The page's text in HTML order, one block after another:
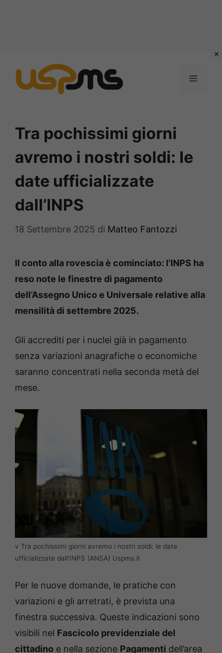
contenuto
MENU
Tra pochissimi giorni
avremo i nostri soldi: le
date ufficializzate
dall’INPS
18 Settembre 2025 di Matteo Fantozzi
Il conto alla rovescia è cominciato: l’INPS ha
reso note le finestre di pagamento
dell’Assegno Unico e Universale relative alla
mensilità di settembre 2025.
Gli accrediti per i nuclei già in pagamento
senza variazioni anagrafiche o economiche
saranno concentrati nella seconda metà del
mese.
v Tra pochissimi giorni avremo i nostri soldi: le date
ufficializzate dall’INPS (ANSA) Uspms.it
Per le nuove domande, le pratiche con
variazioni e gli arretrati, è prevista una
finestra successiva. Queste indicazioni sono
visibili nel Fascicolo previdenziale del
cittadino e nella sezione Pagamenti dell’area